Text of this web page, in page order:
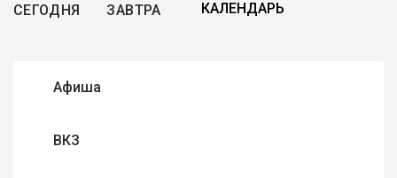
СЕГОДНЯ ЗАВТРА
Афиша
ВКЗ